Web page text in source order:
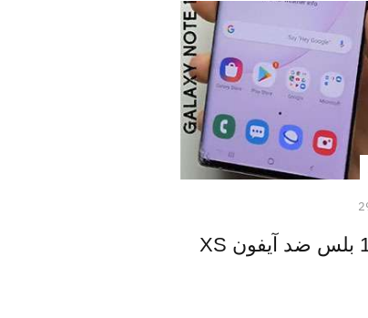
سامسونج جالكسي نوت 10 بلس ضد آيفون XS